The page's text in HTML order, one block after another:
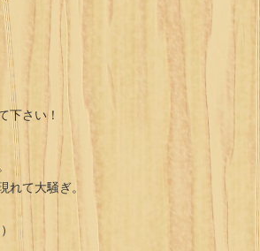
下さい！
て大騒ぎ。